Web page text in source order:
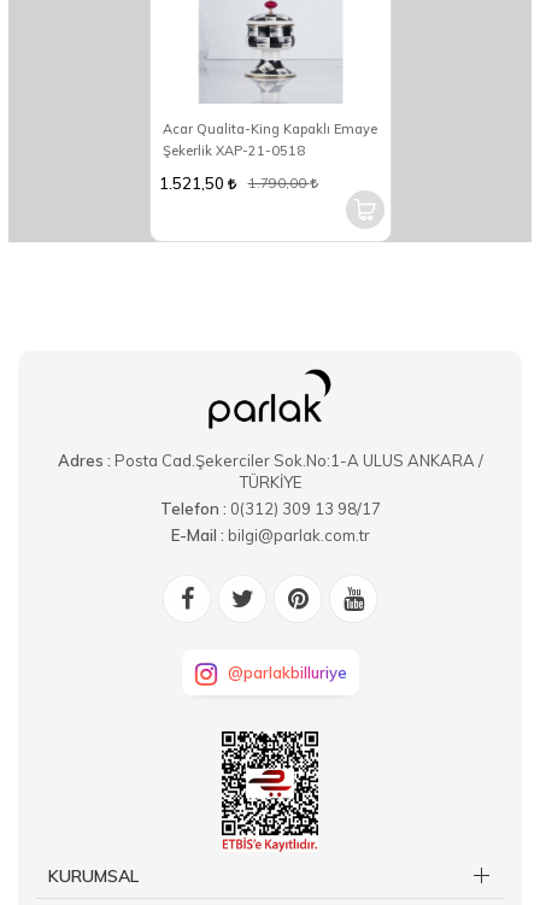
Acar Qualita-King Kapaklı Emaye
Şekerlik XAP-21-0518
1.521,50 1.790,00
Adres : Posta Cad.Şekerciler Sok.No:1-A ULUS ANKARA /
TÜRKİYE
Telefon : 0(312) 309 13 98/17
E-Mail : bilgi@parlak.com.tr
@parlakbilluriye
KURUMSAL